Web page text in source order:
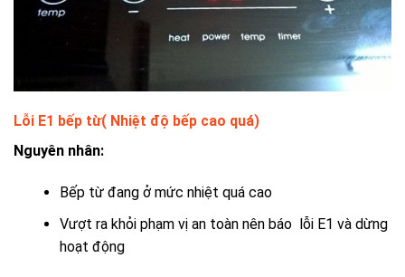
Lỗi E1 bếp từ( Nhiệt độ bếp cao quá)
Nguyên nhân:
Bếp từ đang ở mức nhiệt quá cao
Vượt ra khỏi phạm vị an toàn nên báo lỗi E1 và dừng
hoạt động